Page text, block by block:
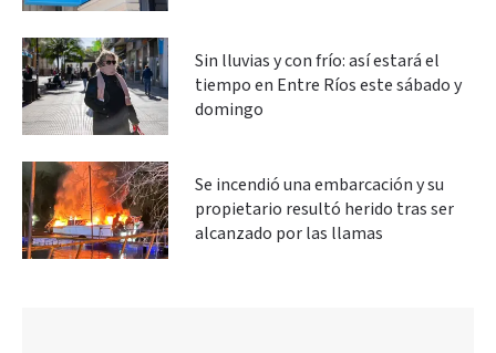
Sin lluvias y con frío: así estará el
tiempo en Entre Ríos este sábado y
domingo
Se incendió una embarcación y su
propietario resultó herido tras ser
alcanzado por las llamas